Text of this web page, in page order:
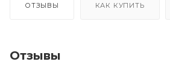
ОТЗЫВЫ КАК КУПИТЬ
Отзывы